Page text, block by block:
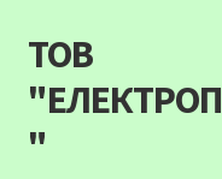
Перейти
до
навігації
Перейти
до
вмісту
ТОВ
"